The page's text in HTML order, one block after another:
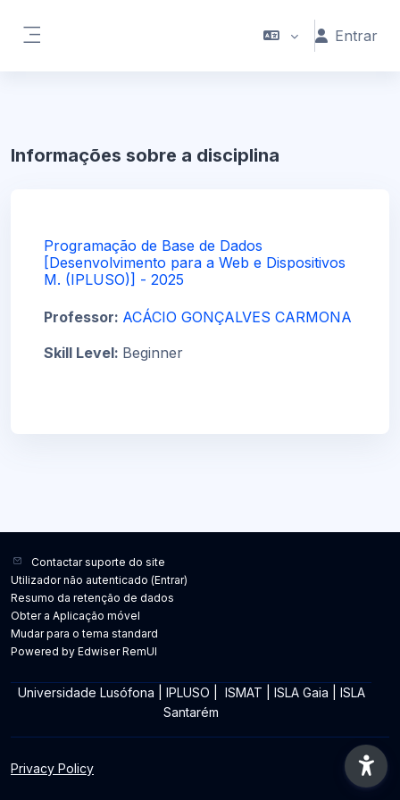
Entrar
Informações sobre a disciplina
Programação de Base de Dados
[Desenvolvimento para a Web e Dispositivos
M. (IPLUSO)] - 2025
Professor: ACÁCIO GONÇALVES CARMONA
Skill Level: Beginner
Contactar suporte do site
Utilizador não autenticado (Entrar)
Resumo da retenção de dados
Obter a Aplicação móvel
Mudar para o tema standard
Powered by Edwiser RemUI
Universidade Lusófona IPLUSO ISMAT ISLA Gaia
ISLA
Santarém
Privacy Policy